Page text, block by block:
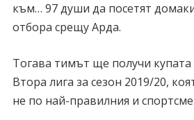
към… 97 души да посетят
отбора срещу Арда.
Тогава тимът ще получи
Втора лига за сезон 2019/20,
не по най-правилния и